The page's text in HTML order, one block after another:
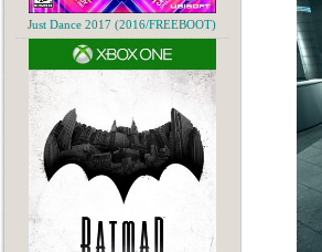
Just Dance 2017 (2016/FREEBOOT)